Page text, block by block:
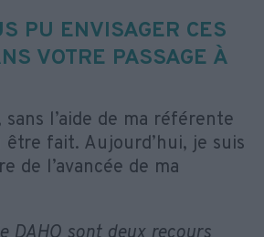
PU ENVISAGER CES
VOTRE PASSAGE À
sans l’aide de ma référente
être fait. Aujourd’hui, je suis
de l’avancée de ma